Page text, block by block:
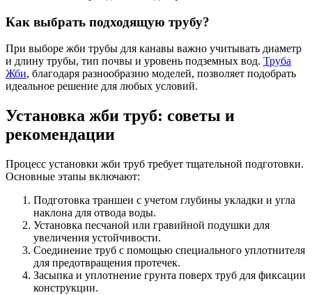
Как выбрать подходящую трубу?
При выборе жби трубы для канавы важно учитывать диаметр
и длину трубы, тип почвы и уровень подземных вод. Труба
Жби, благодаря разнообразию моделей, позволяет подобрать
идеальное решение для любых условий.
Установка жби труб: советы и
рекомендации
Процесс установки жби труб требует тщательной подготовки.
Основные этапы включают:
Подготовка траншеи с учетом глубины укладки и угла
наклона для отвода воды.
Установка песчаной или гравийной подушки для
увеличения устойчивости.
Соединение труб с помощью специального уплотнителя
для предотвращения протечек.
Засыпка и уплотнение грунта поверх труб для фиксации
конструкции.